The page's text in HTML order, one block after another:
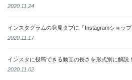
2020.11.24
インスタグラムの発見タブに「Instagramショップ
2020.11.17
インスタに投稿できる動画の長さを形式別に解説
2020.11.02